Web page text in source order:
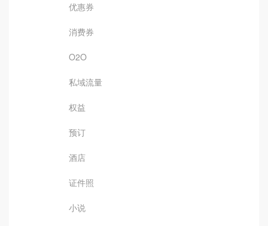
优惠券
消费券
O2O
私域流量
权益
预订
酒店
证件照
小说